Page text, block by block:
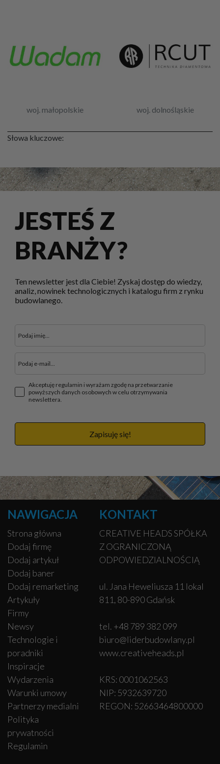
woj. małopolskie woj. dolnośląskie
Słowa kluczowe:
JESTEŚ Z
BRANŻY?
Ten newsletter jest dla Ciebie! Zyskaj dostęp do wiedzy,
analiz, nowinek technologicznych i katalogu firm z rynku
budowlanego.
Akceptuję regulamin i wyrażam zgodę na przetwarzanie
powyższych danych osobowych w celu otrzymywania
newslettera.
Zapisuję się!
NAWIGACJA
Strona główna
Dodaj firmę
Dodaj artykuł
Dodaj baner
Dodaj remarketing
Artykuły
Firmy
Newsy
Technologie i
poradniki
Inspiracje
Wydarzenia
Warunki umowy
Partnerzy medialni
Polityka
prywatności
Regulamin
KONTAKT
CREATIVE HEADS SPÓŁKA
Z OGRANICZONĄ
ODPOWIEDZIALNOŚCIĄ
ul. Jana Heweliusza 11 lokal
811, 80-890 Gdańsk
tel. +48 789 382 099
biuro@liderbudowlany.pl
www.creativeheads.pl
KRS: 0001062563
NIP: 5932639720
REGON: 52663464800000